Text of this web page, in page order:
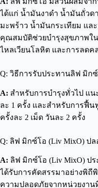
ได้แก่ น้ำมันงาดำ น้ำมันถั่ว
มะพร้าว น้ำมันกระเทียม แ
คุณสมบัติช่วยบำรุงสุขภาพใน
ไหลเวียนโลหิต และการลดค
Q: วิธีการรับประทานลิฟ มิก
A: สำหรับการบำรุงทั่วไป แ
ละ 1 ครั้ง และสำหรับการฟื้น
ครั้งละ 2 เม็ด วันละ 2 ครั้ง
Q: ลิฟ มิกซ์โอ (Liv MixO) ป
A: ลิฟ มิกซ์โอ (Liv MixO) ป
ได้รับการคัดสรรมาอย่างพิถี
ความปลอดภัยจากหน่วยงาน